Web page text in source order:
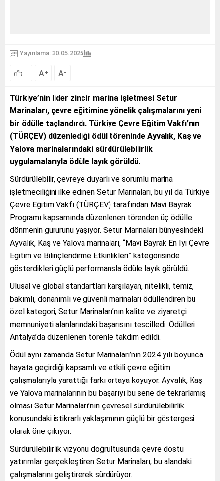
Yayınlama: 30.05.2025
A+ A-
Türkiye’nin lider zincir marina işletmesi Setur
Marinaları, çevre eğitimine yönelik çalışmalarını yeni
bir ödülle taçlandırdı. Türkiye Çevre Eğitim Vakfı’nın
(TÜRÇEV) düzenlediği ödül töreninde Ayvalık, Kaş ve
Yalova marinalarındaki sürdürülebilirlik
uygulamalarıyla ödüle layık görüldü.
Sürdürülebilir, çevreye duyarlı ve sorumlu marina
işletmeciliğini ilke edinen Setur Marinaları, bu yıl da Türkiye
Çevre Eğitim Vakfı (TÜRÇEV) tarafından Mavi Bayrak
Programı kapsamında düzenlenen törenden üç ödülle
dönmenin gururunu yaşıyor. Setur Marinaları bünyesindeki
Ayvalık, Kaş ve Yalova marinaları, “Mavi Bayrak En İyi Çevre
Eğitim ve Bilinçlendirme Etkinlikleri” kategorisinde
gösterdikleri güçlü performansla ödüle layık görüldü.
Ulusal ve global standartları karşılayan, nitelikli, temiz,
bakımlı, donanımlı ve güvenli marinaları ödüllendiren bu
özel kategori, Setur Marinaları’nın kalite ve ziyaretçi
memnuniyeti alanlarındaki başarısını tescilledi. Ödülleri
Antalya’da düzenlenen törenle takdim edildi.
Ödül aynı zamanda Setur Marinaları’nın 2024 yılı boyunca
hayata geçirdiği kapsamlı ve etkili çevre eğitim
çalışmalarıyla yarattığı farkı ortaya koyuyor. Ayvalık, Kaş
ve Yalova marinalarının bu başarıyı bu sene de tekrarlamış
olması Setur Marinaları’nın çevresel sürdürülebilirlik
konusundaki istikrarlı yaklaşımının güçlü bir göstergesi
olarak öne çıkıyor.
Sürdürülebilirlik vizyonu doğrultusunda çevre dostu
yatırımlar gerçekleştiren Setur Marinaları, bu alandaki
çalışmalarını geliştirerek sürdürüyor.